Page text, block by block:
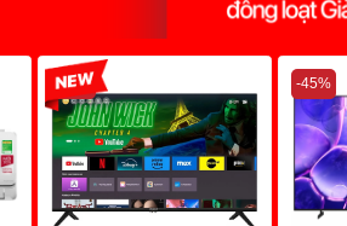
-50% -45%